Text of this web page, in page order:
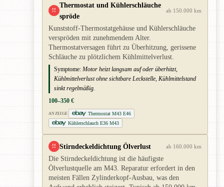
!!
Thermostat und Kühlerschläuche
spröde
ab 150.000 km
Kunststoff-Thermostatgehäuse und Kühlerschläuche
verspröden mit zunehmendem Alter.
Thermostatversagen führt zu Überhitzung, gerissene
Schläuche zu plötzlichem Kühlmittelverlust.
Symptome: Motor heizt langsam auf oder überhitzt,
Kühlmittelverlust ohne sichtbare Leckstelle, Kühlmittelstand
sinkt regelmäßig.
100–350 €
ANZEIGE
Thermostat M43 E46
Kühlerschlauch E36 M43
!! Stirndeckeldichtung Ölverlust ab 160.000 km
Die Stirndeckeldichtung ist die häufigste
Ölverlustquelle am M43. Reparatur erfordert in den
meisten Fällen Zylinderkopf-Ausbau, was den